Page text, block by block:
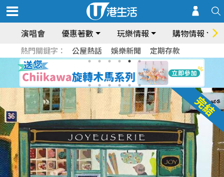
演唱會 優惠著數 玩樂情報 購物情報
熱門關鍵字： 公屋熱話 娛樂新聞 定期存款